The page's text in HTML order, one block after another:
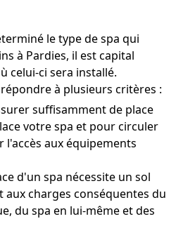
le type de spa qui
à Pardies, il est capital
celui-ci sera installé.
à plusieurs critères :
suffisamment de place
votre spa et pour circuler
aux équipements
d'un spa nécessite un sol
aux charges conséquentes du
du spa en lui-même et des